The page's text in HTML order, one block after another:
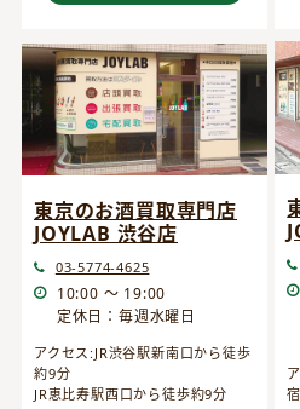
東京のお酒買取専門店
JOYLAB 渋谷店
03-5774-4625
10:00 ～ 19:00
定休日：毎週水曜日
アクセス:JR渋谷駅新南口から徒歩
約9分
JR恵比寿駅西口から徒歩約9分